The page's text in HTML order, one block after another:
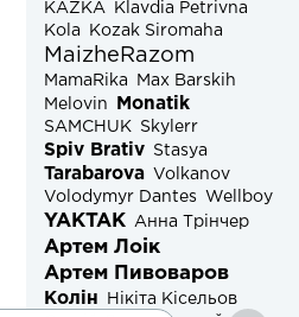
KAZKA
Klavdia Petrivna
Kola
Kozak Siromaha
MaizheRazom
MamaRika
Max Barskih
Melovin
Monatik
SAMCHUK Skylerr
Spiv Brativ Stasya
Tarabarova
Volkanov
Volodymyr Dantes
Wellboy
YAKTAK Анна Трінчер
Артем Лоік
Артем Пивоваров
Колін
Нікіта Кісельов